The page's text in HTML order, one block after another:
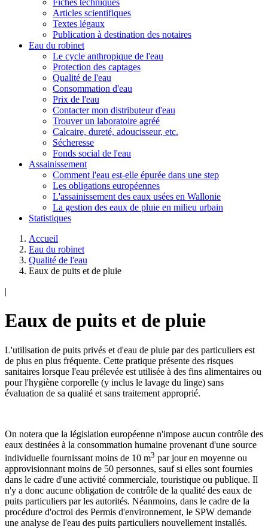
Articles scientifiques
Textes légaux
Publication à destination des notaires
Eau du robinet
Le cycle anthropique de l'eau
Protection des captages
Qualité de l'eau
Consommation d'eau
Prix de l'eau
Contacter mon distributeur d'eau
Trouver un laboratoire agréé
Calcaire, dureté, adoucisseur, etc.
Sécheresse
Fonds social de l'eau
Assainissement
Comment l'eau est-elle épurée dans une step
Les obligations européennes
L'assainissement des eaux usées en Wallonie
La gestion des eaux de pluie en milieu urbain
Statistiques
Accueil
Eau du robinet
Qualité de l'eau
Eaux de puits et de pluie
|
Eaux de puits et de pluie
L'utilisation de puits privés et d'eau de pluie par des particuliers est
de plus en plus fréquente. Cette pratique présente des risques
sanitaires lorsque l'eau prélevée est utilisée à des fins alimentaires ou
pour l'hygiène corporelle (y inclus le lavage du linge) sans
évaluation de sa qualité et sans traitement approprié.
On notera que la législation européenne n'impose aucun contrôle des
eaux destinées à la consommation humaine provenant d'une source
individuelle fournissant moins de 10 m3 par jour en moyenne ou
approvisionnant moins de 50 personnes, sauf si elles sont fournies
dans le cadre d'une activité commerciale, touristique ou publique. Il
n'y a donc aucune obligation de contrôle de la qualité des eaux de
puits particuliers par les autorités. Néanmoins, dans le cadre de la
procédure d'octroi des Permis d'environnement, le SPW demande
une analyse de l'eau des puits particuliers nouvellement installés.